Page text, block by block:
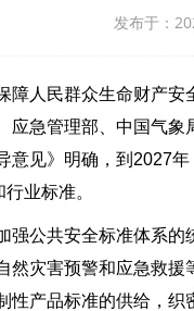
发布于：
障人民群众生命财产
应急管理部、中国气
见》明确，到2027
业标准。
强公共安全标准体系
灾害预警和应急救
产品标准的供给，织